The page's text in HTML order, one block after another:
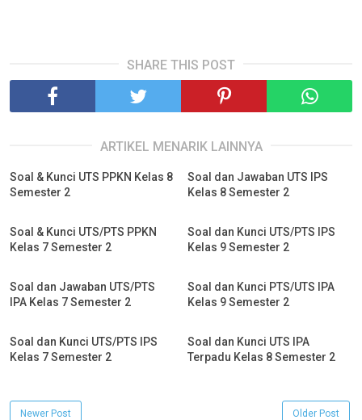
SHARE THIS POST
ARTIKEL MENARIK LAINNYA
Soal & Kunci UTS PPKN Kelas 8
Semester 2
Soal dan Jawaban UTS IPS
Kelas 8 Semester 2
Soal & Kunci UTS/PTS PPKN
Kelas 7 Semester 2
Soal dan Kunci UTS/PTS IPS
Kelas 9 Semester 2
Soal dan Jawaban UTS/PTS
IPA Kelas 7 Semester 2
Soal dan Kunci PTS/UTS IPA
Kelas 9 Semester 2
Soal dan Kunci UTS/PTS IPS
Kelas 7 Semester 2
Soal dan Kunci UTS IPA
Terpadu Kelas 8 Semester 2
Newer Post Older Post